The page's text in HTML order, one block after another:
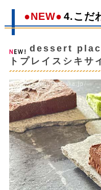
●NEW● 4.こだ
dessert
トプレイスシキサ